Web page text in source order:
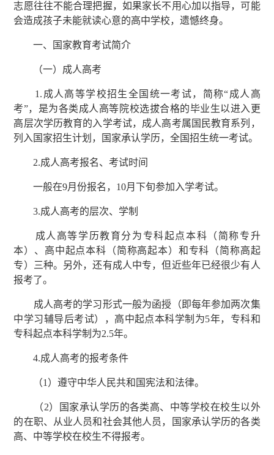
志愿往往不能合理把握，如果家长不用心加以指导，可能
会造成孩子未能就读心意的高中学校，遗憾终身。
一、国家教育考试简介
（一）成人高考
1.成人高等学校招生全国统一考试，简称“成人高
考”，是为各类成人高等院校选拔合格的毕业生以进入更
高层次学历教育的入学考试，成人高考属国民教育系列，
列入国家招生计划，国家承认学历，全国招生统一考试。
2.成人高考报名、考试时间
一般在9月份报名，10月下旬参加入学考试。
3.成人高考的层次、学制
成人高等学历教育分为专科起点本科（简称专升
本）、高中起点本科（简称高起本）和专科（简称高起
专）三种。另外，还有成人中专，但近些年已经很少有人
报考了。
成人高考的学习形式一般为函授（即每年参加两次集
中学习辅导后考试），高中起点本科学制为5年，专科和
专科起点本科学制为2.5年。
4.成人高考的报考条件
（1）遵守中华人民共和国宪法和法律。
（2）国家承认学历的各类高、中等学校在校生以外
的在职、从业人员和社会其他人员，国家承认学历的各类
高、中等学校在校生不得报考。